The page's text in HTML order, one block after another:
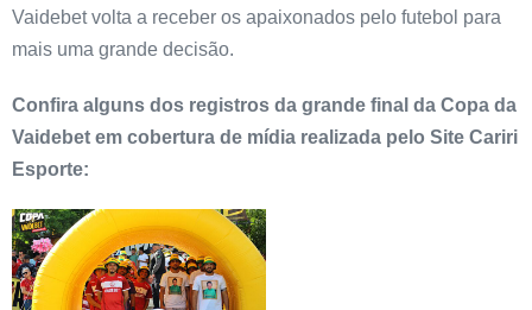
Vaidebet volta a receber os apaixonados pelo futebol para
mais uma grande decisão.
Confira alguns dos registros da grande final da Copa da
Vaidebet em cobertura de mídia realizada pelo Site Cariri
Esporte: